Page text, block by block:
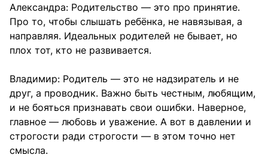
Александра: Родительство — это про принятие.
Про то, чтобы слышать ребёнка, не навязывая, а
направляя. Идеальных родителей не бывает, но
плох тот, кто не развивается.
Владимир: Родитель — это не надзиратель и не
друг, а проводник. Важно быть честным, любящим,
и не бояться признавать свои ошибки. Наверное,
главное — любовь и уважение. А вот в давлении и
строгости ради строгости — в этом точно нет
смысла.